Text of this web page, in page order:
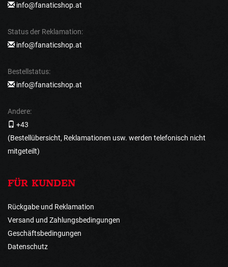
info@fanaticshop.at
Status der Reklamation:
info@fanaticshop.at
Bestellstatus:
info@fanaticshop.at
Andere:
+43
(Bestellübersicht, Reklamationen usw. werden telefonisch nicht
mitgeteilt)
FÜR KUNDEN
Rückgabe und Reklamation
Versand und Zahlungsbedingungen
Geschäftsbedingungen
Datenschutz